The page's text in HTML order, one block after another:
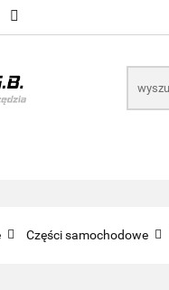
ELEKTRONICZNE
Części samochodowe